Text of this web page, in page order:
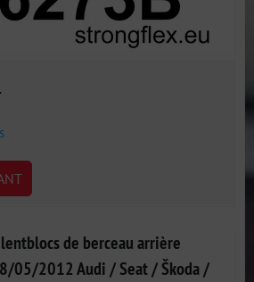
de berceau arrière
05/2012 Audi / Seat / Škoda /